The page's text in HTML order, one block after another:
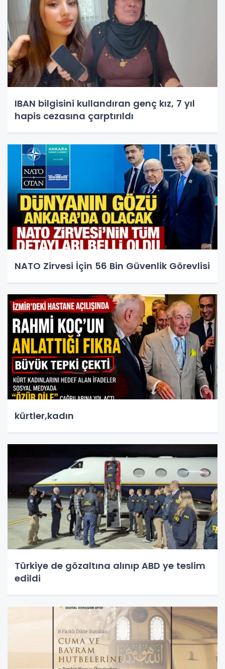
IBAN bilgisini kullandıran genç kız, 7 yıl
hapis cezasına çarptırıldı
NATO Zirvesi İçin 56 Bin Güvenlik Görevlisi
kürtler,kadın
Türkiye de gözaltına alınıp ABD ye teslim
edildi